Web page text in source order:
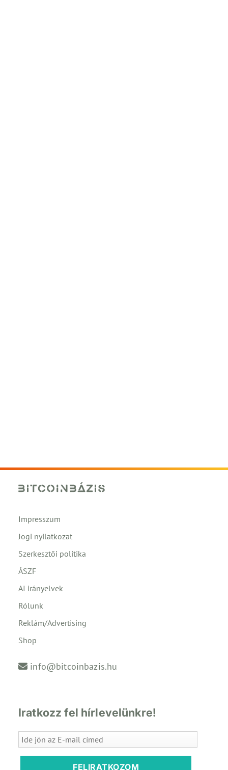
Impresszum
Jogi nyilatkozat
Szerkesztői politika
ÁSZF
AI irányelvek
Rólunk
Reklám/Advertising
Shop
info@bitcoinbazis.hu
Iratkozz fel hírlevelünkre!
FELIRATKOZOM